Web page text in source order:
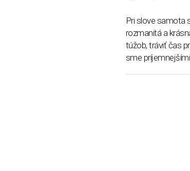
Pri slove samota
rozmanitá a
túžob, tráviť čas
sme